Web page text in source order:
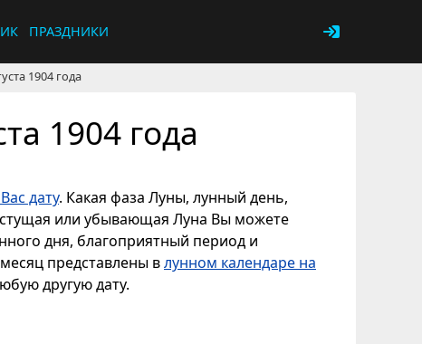
ПРАЗДНИКИ
1904 года
1904 года
дату. Какая фаза Луны, лунный день,
или убывающая Луна Вы можете
дня, благоприятный период и
представлены влунном календаре на
другую дату.